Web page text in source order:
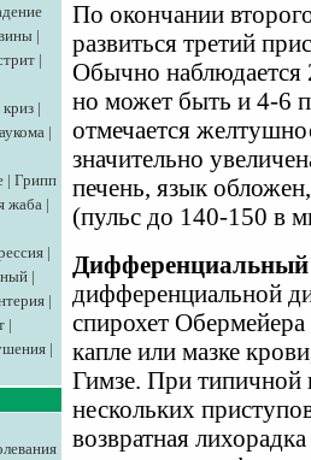
|
|
|
|
| Грипп
жаба |
|
|
|
|
|
По окончании
развиться третий
Обычно наблюдается
но может быть и 4-6
отмечается
значительно
печень, язык
(пульс до 140-150 в
Дифференциальный
дифференциальной
спирохет
капле или мазке
Гимзе. При типичной
нескольких
возвратная